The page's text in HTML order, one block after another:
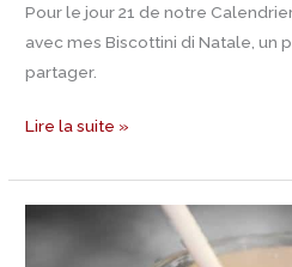
Pour le jour 21 de notre
avec mes Biscottini di Natale, un
partager.
Lire la suite »
Jour